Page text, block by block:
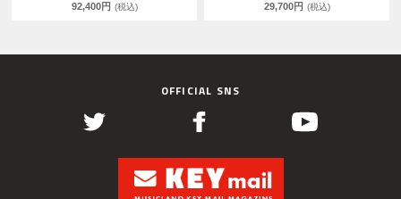
92,400円 (税込)
29,700円 (税込)
OFFICIAL SNS